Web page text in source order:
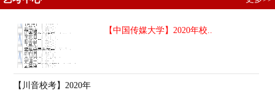
【中国传媒大学】2020年校..
【川音校考】2020年